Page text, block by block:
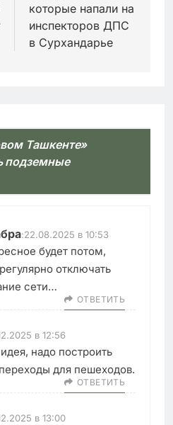
которые напали на
инспекторов ДПС
в Сурхандарье
Ташкенте»
подземные
:22.08.2025 в 10:53
будет потом,
отключать
сети…
ОТВЕТИТЬ
в 12:56
надо построить
для пешеходов.
ОТВЕТИТЬ
в 13:00